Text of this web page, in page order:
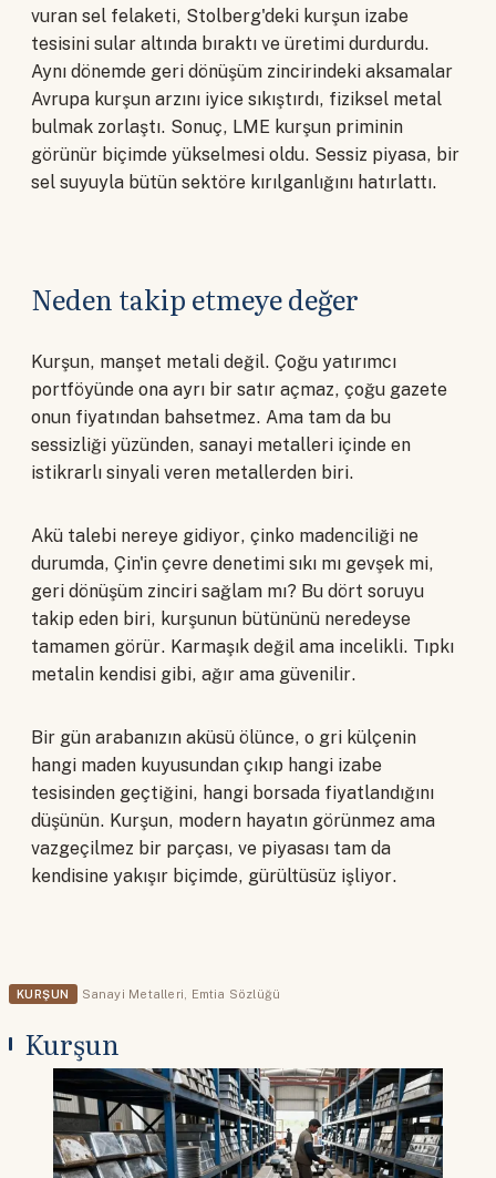
vuran sel felaketi, Stolberg'deki kurşun izabe
tesisini sular altında bıraktı ve üretimi durdurdu.
Aynı dönemde geri dönüşüm zincirindeki aksamalar
Avrupa kurşun arzını iyice sıkıştırdı, fiziksel metal
bulmak zorlaştı. Sonuç, LME kurşun priminin
görünür biçimde yükselmesi oldu. Sessiz piyasa, bir
sel suyuyla bütün sektöre kırılganlığını hatırlattı.
Neden takip etmeye değer
Kurşun, manşet metali değil. Çoğu yatırımcı
portföyünde ona ayrı bir satır açmaz, çoğu gazete
onun fiyatından bahsetmez. Ama tam da bu
sessizliği yüzünden, sanayi metalleri içinde en
istikrarlı sinyali veren metallerden biri.
Akü talebi nereye gidiyor, çinko madenciliği ne
durumda, Çin'in çevre denetimi sıkı mı gevşek mi,
geri dönüşüm zinciri sağlam mı? Bu dört soruyu
takip eden biri, kurşunun bütününü neredeyse
tamamen görür. Karmaşık değil ama incelikli. Tıpkı
metalin kendisi gibi, ağır ama güvenilir.
Bir gün arabanızın aküsü ölünce, o gri külçenin
hangi maden kuyusundan çıkıp hangi izabe
tesisinden geçtiğini, hangi borsada fiyatlandığını
düşünün. Kurşun, modern hayatın görünmez ama
vazgeçilmez bir parçası, ve piyasası tam da
kendisine yakışır biçimde, gürültüsüz işliyor.
KURŞUN Sanayi Metalleri, Emtia Sözlüğü
Kurşun